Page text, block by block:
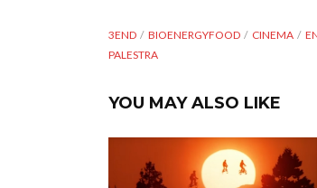
3END BIOENERGYFOOD CINEMA
PALESTRA
YOU MAY ALSO LIKE